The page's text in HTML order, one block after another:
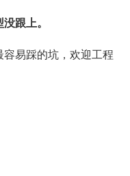
跟上。
易踩的坑，欢迎工程